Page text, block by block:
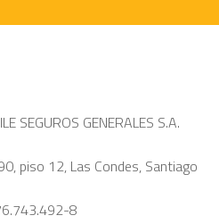
SEGUROS GENERALES S.A.
piso 12, Las Condes, Santiago
8